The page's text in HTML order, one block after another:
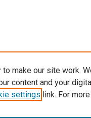
make our site work.
content and your
settings link. For